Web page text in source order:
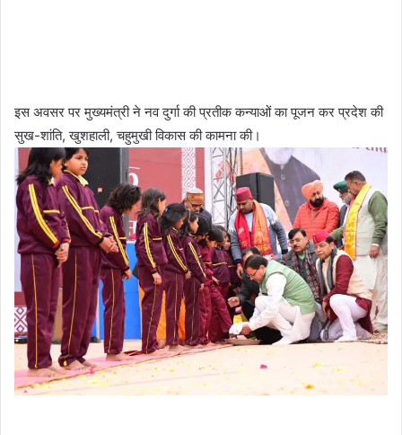
इस अवसर पर मुख्यमंत्री ने नव दुर्गा की प्रतीक कन्याओं का पूजन कर प्रदेश की
सुख-शांति, खुशहाली, चहुमुखी विकास की कामना की।